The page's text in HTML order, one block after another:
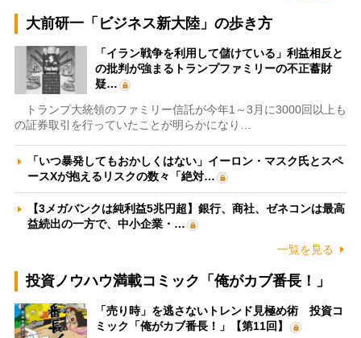
大前研一「ビジネス新大陸」の歩き方
「イラン戦争を利用して儲けている」利益相反と
の批判が強まるトランプファミリーの不正蓄財
疑…
トランプ大統領のファミリー信託が今年1～3月に3000回以上も
の証券取引を行っていたことが明らかになり…
「いつ暴発してもおかしくはない」イーロン・マスク氏とスペ
ースXが抱えるリスクの数々「絶対…
【3メガバンクは純利益5兆円超】銀行、商社、ゼネコンは最高
益続出の一方で、中小企業・…
一覧を見る
投資ノウハウ満載コミック「俺がカブ番長！」
「売り時」を逃さないトレンド見極め術 投資コ
ミック「俺がカブ番長！」【第11回】